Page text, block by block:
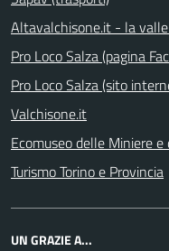
Altavalchisone.it - la
Pro Loco Salza (pagina
Pro Loco Salza (sito
Valchisone.it
Ecomuseo delle Miniere
Turismo Torino e Provincia
UN GRAZIE A...